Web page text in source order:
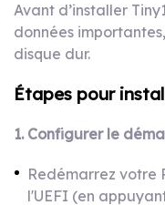
Avant d’installer
données
disque dur.
Étapes pour
1. Configurer le
Redémarrez votre
l'UEFI (en